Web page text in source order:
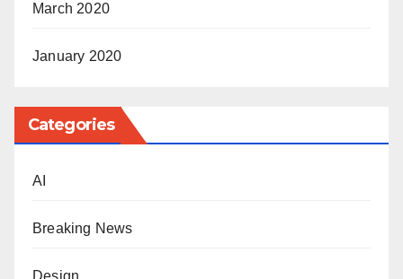
March 2020
January 2020
Categories
AI
Breaking News
Design